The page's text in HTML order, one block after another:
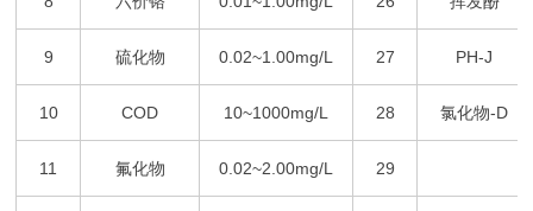
9 硫化物 0.02~1.00mg/L 27 PH-J
10 COD 10~1000mg/L 28 氯化物-D
11 氟化物 0.02~2.00mg/L 29